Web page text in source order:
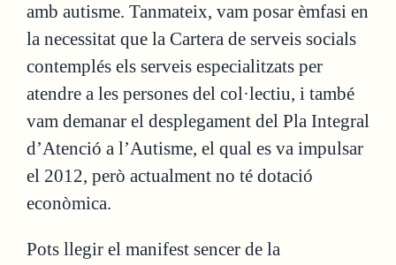
amb autisme. Tanmateix, vam posar èmfasi en
la necessitat que la Cartera de serveis socials
contemplés els serveis especialitzats per
atendre a les persones del col·lectiu, i també
vam demanar el desplegament del Pla Integral
d’Atenció a l’Autisme, el qual es va impulsar
el 2012, però actualment no té dotació
econòmica.
Pots llegir el manifest sencer de la